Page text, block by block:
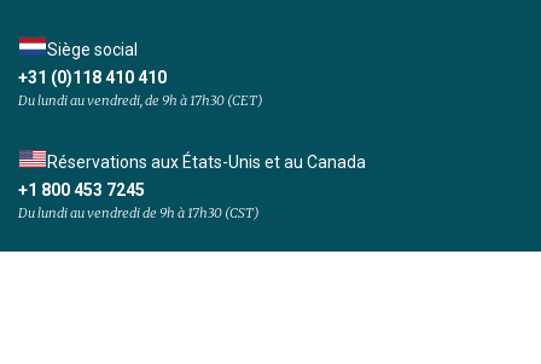
Siège social
+31 (0)118 410 410
Du lundi au vendredi, de 9h à 17h30 (CET)
Réservations aux États-Unis et au Canada
+1 800 453 7245
Du lundi au vendredi de 9h à 17h30 (CST)